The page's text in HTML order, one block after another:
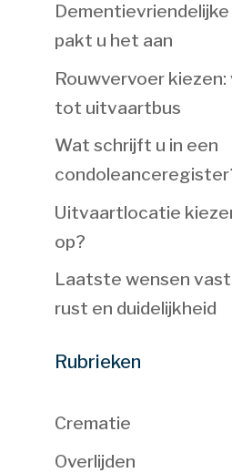
pakt u het aan
Rouwvervoer
tot uitvaartbus
Wat schrijft u in een
Uitvaartlocatie
op?
Laatste wensen
rust en duidelijkheid
Rubrieken
Crematie
Overlijden